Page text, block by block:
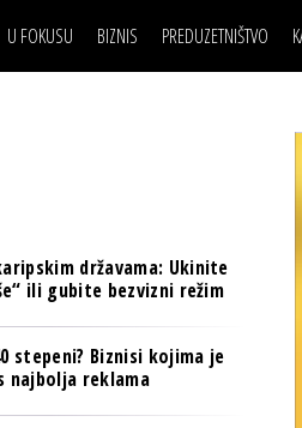
U FOKUSU BIZNIS
BANKE
OSIGURANJE
TECH I AI
BIZNIS & SPORT
PREDUZETNIŠTVO
IZJAVA DANABIZNIS SCENA
BREND I KOMUNIKACIJE
OSIGURANJE
TECH I AI
PULS REGIONA
državama: Ukinite
ili gubite bezvizni režim
stepeni? Biznisi kojima je
reklama